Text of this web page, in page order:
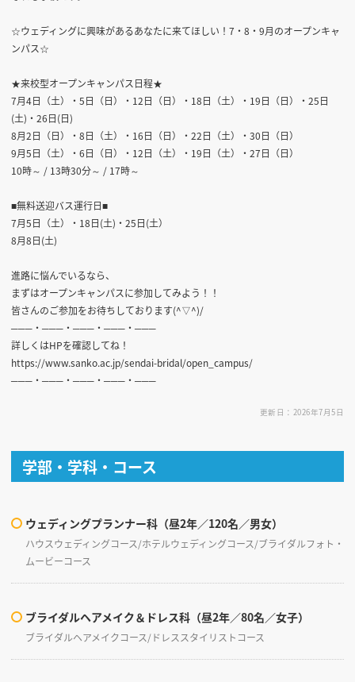
☆ウェディングに興味があるあなたに来てほしい！7・8・9月のオープンキャ
ンパス☆
★来校型オープンキャンパス日程★
7月4日（土）・5日（日）・12日（日）・18日（土）・19日（日）・25日
(土)・26日(日)
8月2日（日）・8日（土）・16日（日）・22日（土）・30日（日）
9月5日（土）・6日（日）・12日（土）・19日（土）・27日（日）
10時～ / 13時30分～ / 17時～
■無料送迎バス運行日■
7月5日（土）・18日(土)・25日(土）
8月8日(土)
進路に悩んでいるなら、
まずはオープンキャンパスに参加してみよう！！
皆さんのご参加をお待ちしております(^▽^)/
───・───・───・───・───
詳しくはHPを確認してね！
https://www.sanko.ac.jp/sendai-bridal/open_campus/
───・───・───・───・───
更新日：2026年7月5日
学部・学科・コース
ウェディングプランナー科（昼2年／120名／男女）
ハウスウェディングコース/ホテルウェディングコース/ブライダルフォト・
ムービーコース
ブライダルヘアメイク＆ドレス科（昼2年／80名／女子）
ブライダルヘアメイクコース/ドレススタイリストコース